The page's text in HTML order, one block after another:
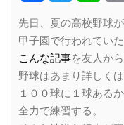
先日、夏の高校野球が
甲子園で行われてい
こんな記事を友人か
野球はあまり詳しくは
１００球に１球ある
全力で練習する。